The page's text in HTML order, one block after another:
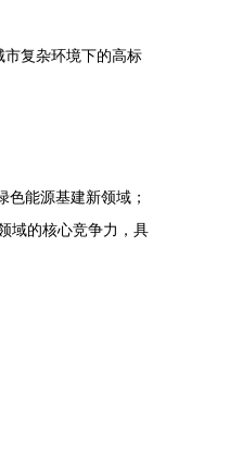
复杂环境下的高标
色能源基建新领域；
域的核心竞争力，具